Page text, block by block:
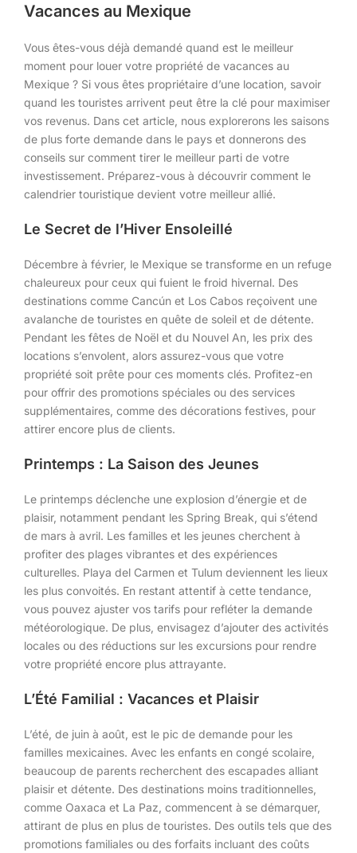
Vacances au Mexique
Vous êtes-vous déjà demandé quand est le meilleur
moment pour louer votre propriété de vacances au
Mexique ? Si vous êtes propriétaire d’une location, savoir
quand les touristes arrivent peut être la clé pour maximiser
vos revenus. Dans cet article, nous explorerons les saisons
de plus forte demande dans le pays et donnerons des
conseils sur comment tirer le meilleur parti de votre
investissement. Préparez-vous à découvrir comment le
calendrier touristique devient votre meilleur allié.
Le Secret de l’Hiver Ensoleillé
Décembre à février, le Mexique se transforme en un refuge
chaleureux pour ceux qui fuient le froid hivernal. Des
destinations comme Cancún et Los Cabos reçoivent une
avalanche de touristes en quête de soleil et de détente.
Pendant les fêtes de Noël et du Nouvel An, les prix des
locations s’envolent, alors assurez-vous que votre
propriété soit prête pour ces moments clés. Profitez-en
pour offrir des promotions spéciales ou des services
supplémentaires, comme des décorations festives, pour
attirer encore plus de clients.
Printemps : La Saison des Jeunes
Le printemps déclenche une explosion d’énergie et de
plaisir, notamment pendant les Spring Break, qui s’étend
de mars à avril. Les familles et les jeunes cherchent à
profiter des plages vibrantes et des expériences
culturelles. Playa del Carmen et Tulum deviennent les lieux
les plus convoités. En restant attentif à cette tendance,
vous pouvez ajuster vos tarifs pour refléter la demande
météorologique. De plus, envisagez d’ajouter des activités
locales ou des réductions sur les excursions pour rendre
votre propriété encore plus attrayante.
L’Été Familial : Vacances et Plaisir
L’été, de juin à août, est le pic de demande pour les
familles mexicaines. Avec les enfants en congé scolaire,
beaucoup de parents recherchent des escapades alliant
plaisir et détente. Des destinations moins traditionnelles,
comme Oaxaca et La Paz, commencent à se démarquer,
attirant de plus en plus de touristes. Des outils tels que des
promotions familiales ou des forfaits incluant des coûts